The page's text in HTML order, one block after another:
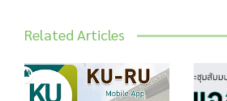
Related Articles